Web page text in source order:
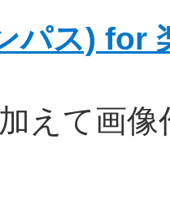
パス) for
えて画像